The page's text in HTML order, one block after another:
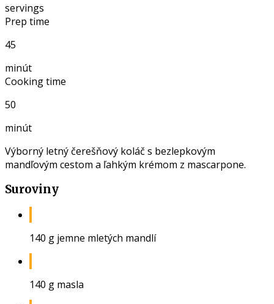
servings
Prep time
45
minút
Cooking time
50
minút
Výborný letný čerešňový koláč s bezlepkovým
mandľovým cestom a ľahkým krémom z mascarpone.
Suroviny
140 g jemne mletých mandlí
140 g masla